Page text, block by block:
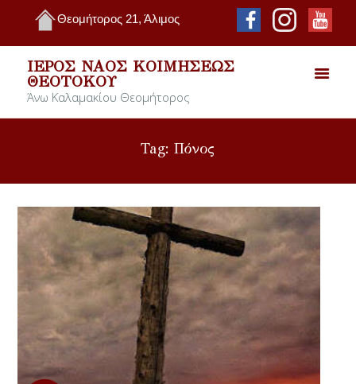
Θεομήτορος 21, Άλιμος
ΙΕΡΌΣ ΝΑΌΣ ΚΟΙΜΉΣΕΩΣ
ΘΕΟΤΌΚΟΥ
Άνω Καλαμακίου Θεομήτορος
Tag: Πόνος